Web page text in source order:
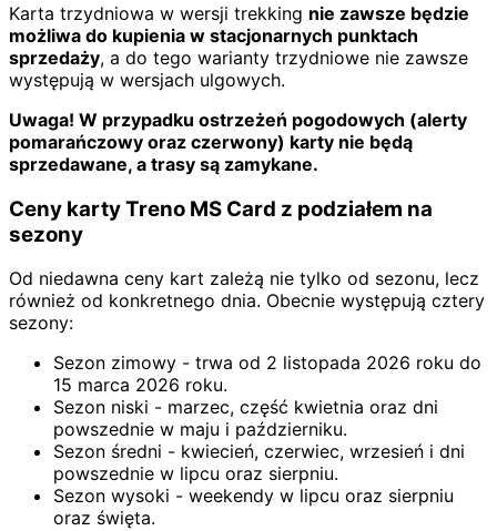
Karta trzydniowa w wersji trekking nie zawsze będzie
możliwa do kupienia w stacjonarnych punktach
sprzedaży, a do tego warianty trzydniowe nie zawsze
występują w wersjach ulgowych.
Uwaga! W przypadku ostrzeżeń pogodowych (alerty
pomarańczowy oraz czerwony) karty nie będą
sprzedawane, a trasy są zamykane.
Ceny karty Treno MS Card z podziałem na
sezony
Od niedawna ceny kart zależą nie tylko od sezonu, lecz
również od konkretnego dnia. Obecnie występują cztery
sezony:
Sezon zimowy - trwa od 2 listopada 2026 roku do
15 marca 2026 roku.
Sezon niski - marzec, część kwietnia oraz dni
powszednie w maju i październiku.
Sezon średni - kwiecień, czerwiec, wrzesień i dni
powszednie w lipcu oraz sierpniu.
Sezon wysoki - weekendy w lipcu oraz sierpniu
oraz święta.